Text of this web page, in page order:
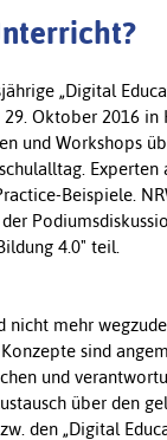
„Digital
29. Oktober 2016
und Workshops
Experten
Beispiele.
4.0" teil.
nicht mehr
sind
und
über den
den „Digital